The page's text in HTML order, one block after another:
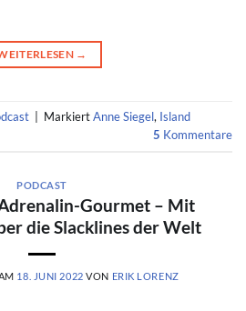
→
MarkiertAnne Siegel, Island
5 Kommentare
PODCAST
Gourmet – Mit
die Slacklines der Welt
18. JUNI 2022 VON ERIK LORENZ